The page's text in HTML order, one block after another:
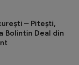
– Pitești,
Bolintin Deal din